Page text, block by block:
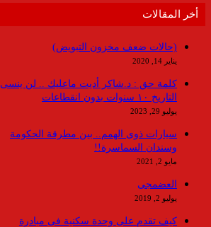
أخر المقالات
(حالات ضعف مخزون التبويض)
يناير 14, 2020
كلمة حق : د.شاكر أديت ماعليك .. لن ينسى
التاريخ ١٠ سنوات بدون انقطاعات
يوليو 29, 2023
سيارات ذوى الهمم.. بين مطرقة الحكومة
وسندان السماسرة!!
مايو 2, 2021
العضمجى
يوليو 2, 2019
كيف تقدم على وحدة سكنية فى مبادرة